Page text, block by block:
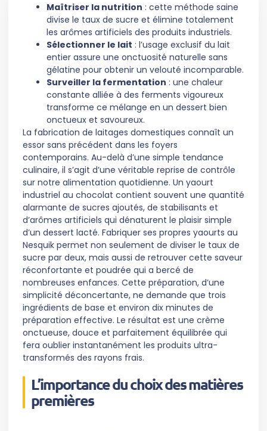
Maîtriser la nutrition : cette méthode saine
divise le taux de sucre et élimine totalement
les arômes artificiels des produits industriels.
Sélectionner le lait : l’usage exclusif du lait
entier assure une onctuosité naturelle sans
gélatine pour obtenir un velouté incomparable.
Surveiller la fermentation : une chaleur
constante alliée à des ferments vigoureux
transforme ce mélange en un dessert bien
onctueux et savoureux.
La fabrication de laitages domestiques connaît un
essor sans précédent dans les foyers
contemporains. Au-delà d’une simple tendance
culinaire, il s’agit d’une véritable reprise de contrôle
sur notre alimentation quotidienne. Un yaourt
industriel au chocolat contient souvent une quantité
alarmante de sucres ajoutés, de stabilisants et
d’arômes artificiels qui dénaturent le plaisir simple
d’un dessert lacté. Fabriquer ses propres yaourts au
Nesquik permet non seulement de diviser le taux de
sucre par deux, mais aussi de retrouver cette saveur
réconfortante et poudrée qui a bercé de
nombreuses enfances. Cette préparation, d’une
simplicité déconcertante, ne demande que trois
ingrédients de base et environ dix minutes de
préparation effective. Le résultat est une crème
onctueuse, douce et parfaitement équilibrée qui
fera oublier instantanément les produits ultra-
transformés des rayons frais.
L’importance du choix des matières
premières